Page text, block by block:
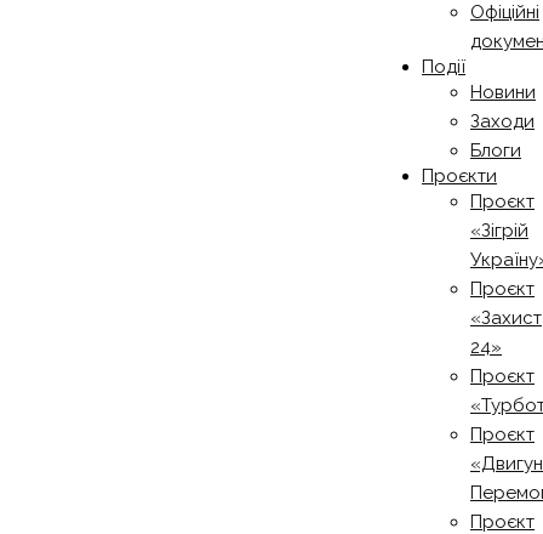
Офіційні
Події
Новини
Заходи
Блоги
Проєкти
Проєкт
«Зігрій
Проєкт
«Захист
24»
Проєкт
Проєкт
Проєкт